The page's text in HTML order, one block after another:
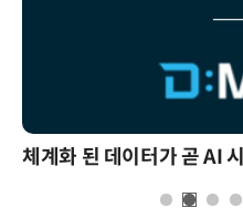
체계화 된 데이터가 곧 AI